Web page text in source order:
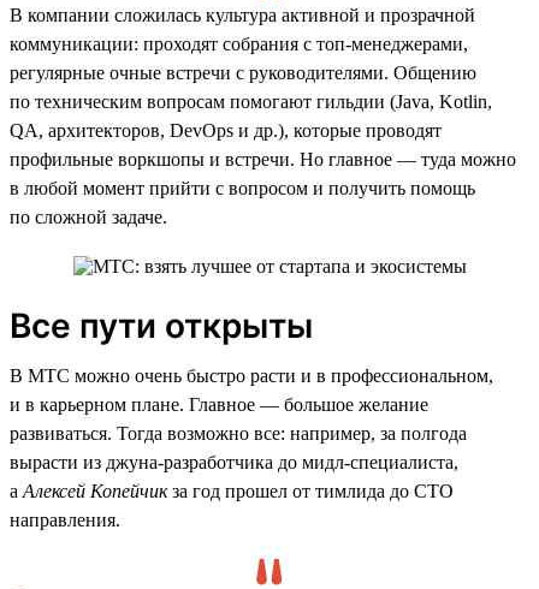
В компании сложилась культура активной и прозрачной
коммуникации: проходят собрания с топ-менеджерами,
регулярные очные встречи с руководителями. Общению
по техническим вопросам помогают гильдии (Java, Kotlin,
QA, архитекторов, DevOps и др.), которые проводят
профильные воркшопы и встречи. Но главное — туда можно
в любой момент прийти с вопросом и получить помощь
по сложной задаче.
Все пути открыты
В МТС можно очень быстро расти и в профессиональном,
и в карьерном плане. Главное — большое желание
развиваться. Тогда возможно все: например, за полгода
вырасти из джуна-разработчика до мидл-специалиста,
а Алексей Копейчикза год прошел от тимлида до CTO
направления.